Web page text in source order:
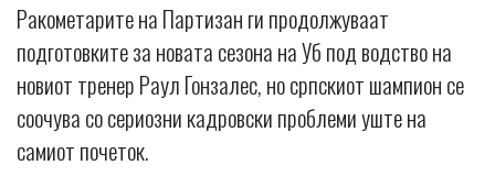
Ракометарите на Партизан ги продолжуваат
подготовките за новата сезона на Уб под водство на
новиот тренер Раул Гонзалес, но српскиот шампион се
соочува со сериозни кадровски проблеми уште на
самиот почеток.